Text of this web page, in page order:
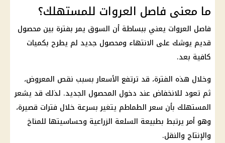
ما معنى فاصل العروات للمستهلك؟
فاصل العروات يعني ببساطة أن السوق يمر بفترة بين محصول
قديم يوشك على الانتهاء ومحصول جديد لم يطرح بكميات
كافية بعد.
وخلال هذه الفترة، قد ترتفع الأسعار بسبب نقص المعروض،
ثم تعود للانخفاض عند دخول المحصول الجديد. لذلك قد يشعر
المستهلك بأن سعر الطماطم يتغير بسرعة خلال فترات قصيرة،
وهو أمر يرتبط بطبيعة السلعة الزراعية وحساسيتها للمناخ
والإنتاج والنقل.